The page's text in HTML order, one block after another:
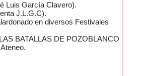
Luis García Clavero).
J.L.G.C).
en diversos Festivales
BATALLAS DE POZOBLANCO